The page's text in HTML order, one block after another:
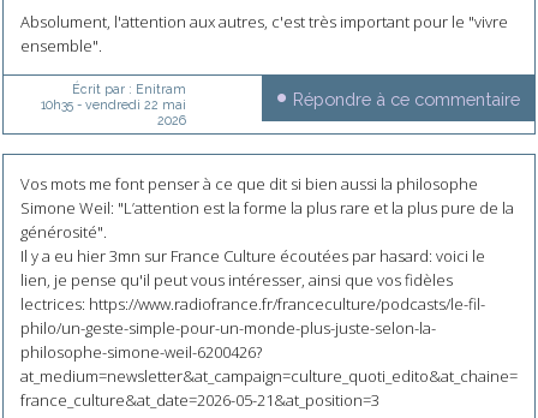
Absolument, l'attention aux autres, c'est très important pour le "vivre
ensemble".
Écrit par : Enitram
10h35- vendredi 22 mai
2026
Répondre à ce commentaire
Vos mots me font penser à ce que dit si bien aussi la philosophe
Simone Weil: "L’attention est la forme la plus rare et la plus pure de la
générosité".
Il y a eu hier 3mn sur France Culture écoutées par hasard: voici le
lien, je pense qu'il peut vous intéresser, ainsi que vos fidèles
lectrices: https://www.radiofrance.fr/franceculture/podcasts/le-fil-
philo/un-geste-simple-pour-un-monde-plus-juste-selon-la-
philosophe-simone-weil-6200426?
at_medium=newsletter&at_campaign=culture_quoti_edito&at_chaine=
france_culture&at_date=2026-05-21&at_position=3